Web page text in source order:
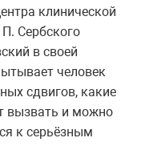
клинической
Сербского
в своей
человек
сдвигов, какие
вызвать и можно
к серьёзным